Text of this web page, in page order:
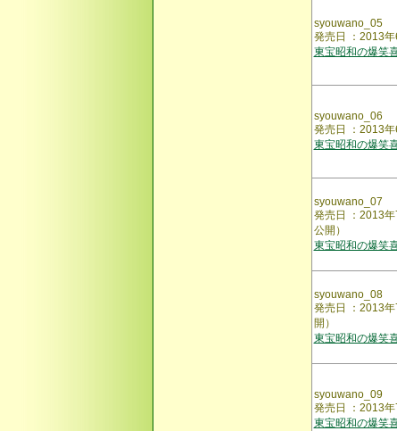
syouwano_05
発売日 ：2013
東宝昭和の爆
syouwano_06
発売日 ：2013
東宝昭和の爆
syouwano_07
発売日 ：2013
公開）
東宝昭和の爆
syouwano_08
発売日 ：2013
開）
東宝昭和の爆
syouwano_09
発売日 ：2013
東宝昭和の爆